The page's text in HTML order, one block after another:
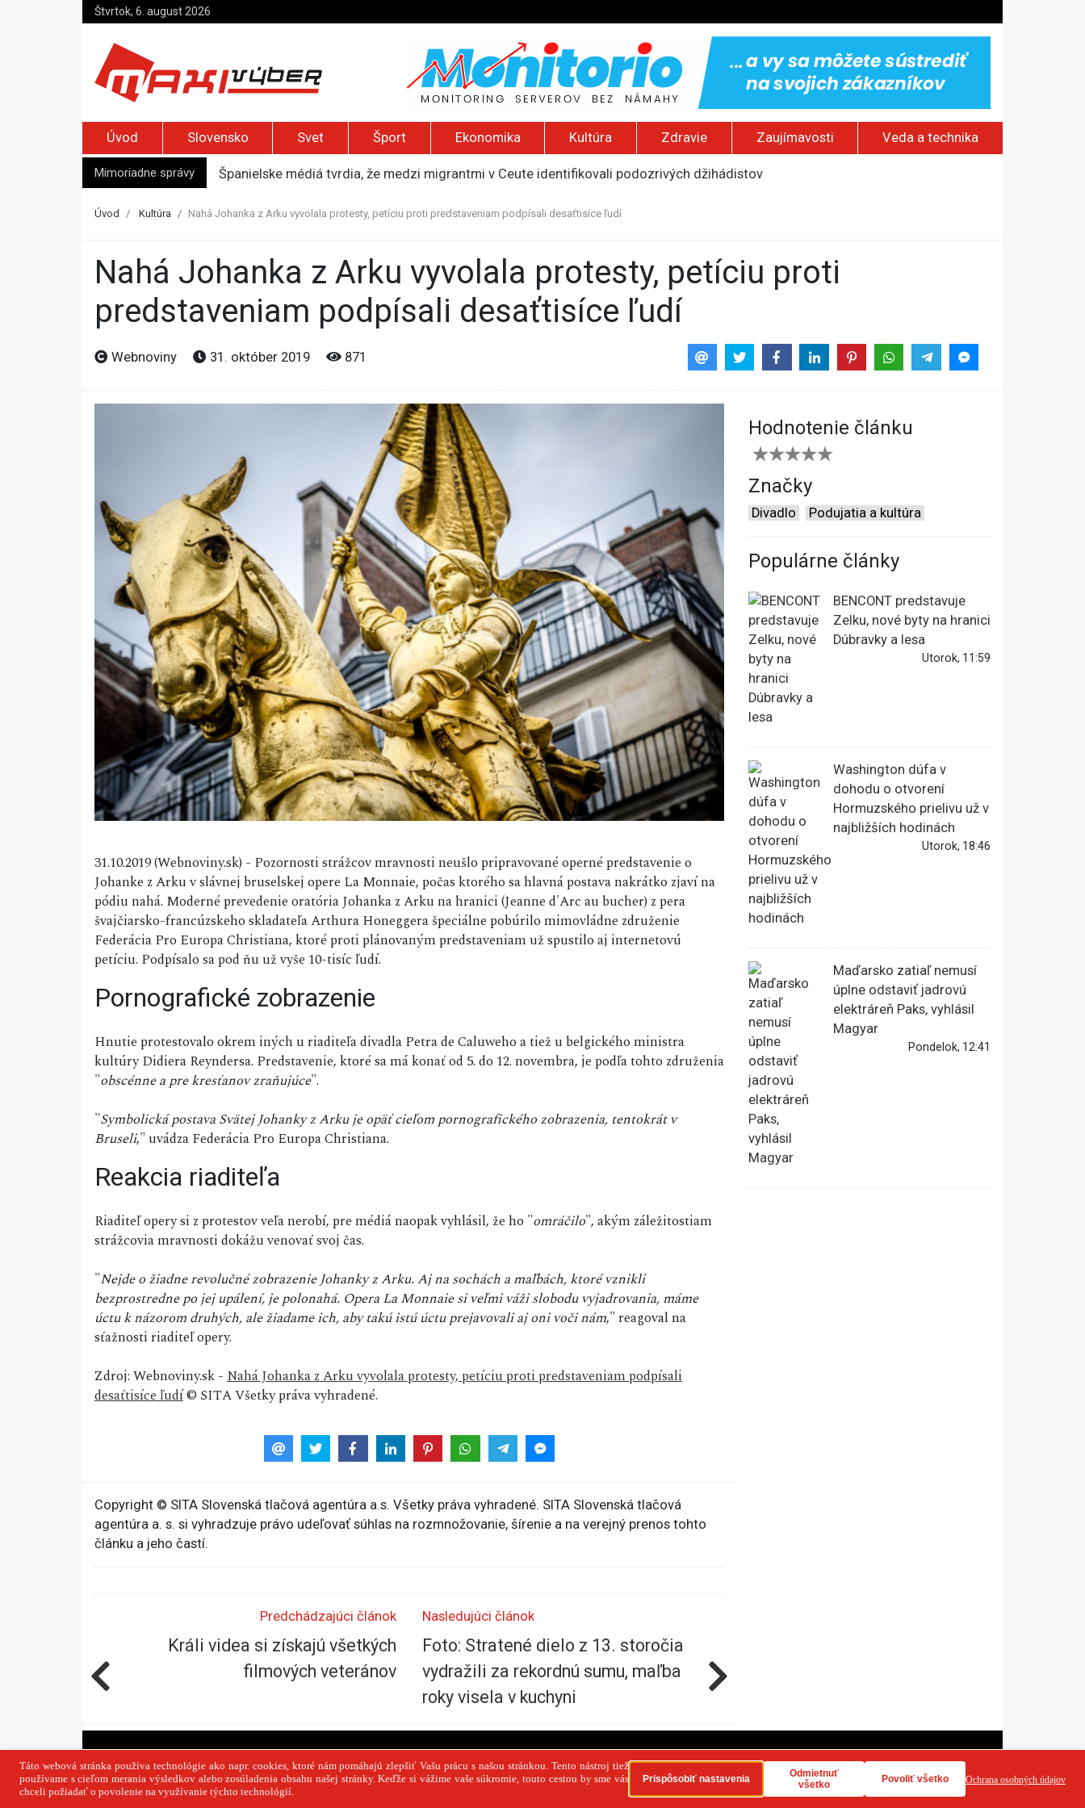
Štvrtok, 6. august 2026
Úvod Slovensko Svet Šport Ekonomika Kultúra Zdravie Zaujímavosti Veda a technika
Mimoriadne správy
Španielske médiá tvrdia, že medzi migrantmi v Ceute identifikovali podozrivých džihádistov
Top foto dňa (5. august 2026): Nízka hladina Dunaja, Trumpov nový helipad, zničený kostol a ranč Zorro
Úvod Kultúra Nahá Johanka z Arku vyvolala protesty, petíciu proti predstaveniam podpísali desaťtisíce ľudí
Nahá Johanka z Arku vyvolala protesty, petíciu proti
predstaveniam podpísali desaťtisíce ľudí
Webnoviny 31. október 2019 871
31.10.2019 (Webnoviny.sk) - Pozornosti strážcov mravnosti neušlo pripravované operné predstavenie o
Johanke z Arku v slávnej bruselskej opere La Monnaie, počas ktorého sa hlavná postava nakrátko zjaví na
pódiu nahá. Moderné prevedenie oratória Johanka z Arku na hranici (Jeanne d'Arc au bucher) z pera
švajčiarsko-francúzskeho skladateľa Arthura Honeggera špeciálne pobúrilo mimovládne združenie
Federácia Pro Europa Christiana, ktoré proti plánovaným predstaveniam už spustilo aj internetovú
petíciu. Podpísalo sa pod ňu už vyše 10-tisíc ľudí.
Pornografické zobrazenie
Hnutie protestovalo okrem iných u riaditeľa divadla Petra de Caluweho a tiež u belgického ministra
kultúry Didiera Reyndersa. Predstavenie, ktoré sa má konať od 5. do 12. novembra, je podľa tohto združenia
"obscénne a pre kresťanov zraňujúce".
"Symbolická postava Svätej Johanky z Arku je opäť cieľom pornografického zobrazenia, tentokrát v
Bruseli," uvádza Federácia Pro Europa Christiana.
Reakcia riaditeľa
Riaditeľ opery si z protestov veľa nerobí, pre médiá naopak vyhlásil, že ho "omráčilo", akým záležitostiam
strážcovia mravnosti dokážu venovať svoj čas.
"Nejde o žiadne revolučné zobrazenie Johanky z Arku. Aj na sochách a maľbách, ktoré vznikli
bezprostredne po jej upálení, je polonahá. Opera La Monnaie si veľmi váži slobodu vyjadrovania, máme
úctu k názorom druhých, ale žiadame ich, aby takú istú úctu prejavovali aj oni voči nám," reagoval na
sťažnosti riaditeľ opery.
Zdroj: Webnoviny.sk -Nahá Johanka z Arku vyvolala protesty, petíciu proti predstaveniam podpísali
desaťtisíce ľudí© SITA Všetky práva vyhradené.
Hodnotenie článku
Značky
Divadlo Podujatia a kultúra
Populárne články
BENCONT predstavuje
Zelku, nové byty na hranici
Dúbravky a lesa
Utorok, 11:59
Washington dúfa v
dohodu o otvorení
Hormuzského prielivu už v
najbližších hodinách
Utorok, 18:46
Maďarsko zatiaľ nemusí
úplne odstaviť jadrovú
elektráreň Paks, vyhlásil
Magyar
Pondelok, 12:41
Copyright © SITA Slovenská tlačová agentúra a.s. Všetky práva vyhradené. SITA Slovenská tlačová
agentúra a. s. si vyhradzuje právo udeľovať súhlas na rozmnožovanie, šírenie a na verejný prenos tohto
článku a jeho častí.
Predchádzajúci článok
Králi videa si získajú všetkých
filmových veteránov
Nasledujúci článok
Foto: Stratené dielo z 13. storočia
vydražili za rekordnú sumu, maľba
roky visela v kuchyni
PR článok Reklama Spolupráca Kontakt Zásady používania cookies RSS